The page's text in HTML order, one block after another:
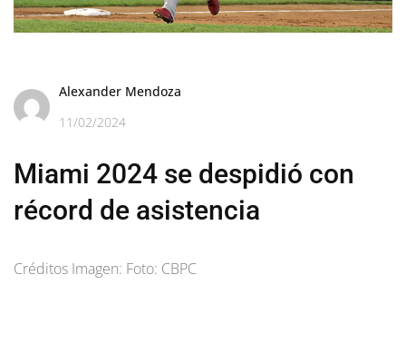
Alexander Mendoza
11/02/2024
Miami 2024 se despidió con
récord de asistencia
Créditos Imagen: Foto: CBPC